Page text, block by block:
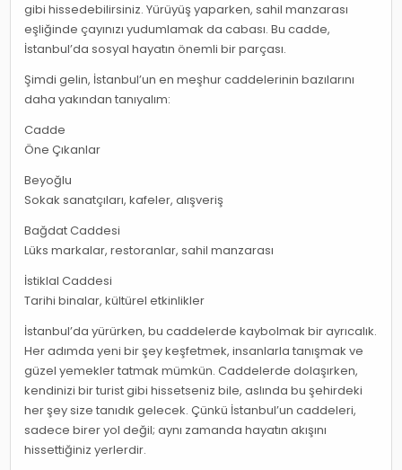
gibi hissedebilirsiniz. Yürüyüş yaparken, sahil manzarası
eşliğinde çayınızı yudumlamak da cabası. Bu cadde,
İstanbul’da sosyal hayatın önemli bir parçası.
Şimdi gelin, İstanbul’un en meşhur caddelerinin bazılarını
daha yakından tanıyalım:
Cadde
Öne Çıkanlar
Beyoğlu
Sokak sanatçıları, kafeler, alışveriş
Bağdat Caddesi
Lüks markalar, restoranlar, sahil manzarası
İstiklal Caddesi
Tarihi binalar, kültürel etkinlikler
İstanbul’da yürürken, bu caddelerde kaybolmak bir ayrıcalık.
Her adımda yeni bir şey keşfetmek, insanlarla tanışmak ve
güzel yemekler tatmak mümkün. Caddelerde dolaşırken,
kendinizi bir turist gibi hissetseniz bile, aslında bu şehirdeki
her şey size tanıdık gelecek. Çünkü İstanbul’un caddeleri,
sadece birer yol değil; aynı zamanda hayatın akışını
hissettiğiniz yerlerdir.